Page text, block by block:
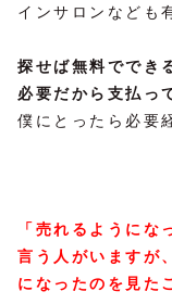
インサロンなども
探せば無料ででき
必要だから支払っ
僕にとったら必要
「売れるように
言う人がいますが
になったのを見た